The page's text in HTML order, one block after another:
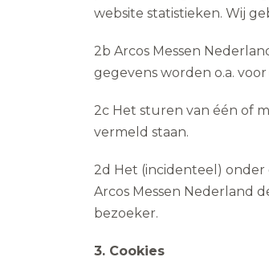
website statistieken. Wij
2b Arcos Messen
gegevens worden o.a.
2c Het sturen van één of
vermeld staan.
2d Het (incidenteel)
Arcos Messen Nederland
bezoeker.
3. Cookies